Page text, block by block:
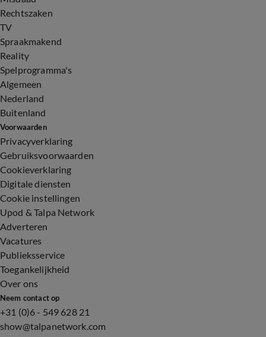
Rechtszaken
TV
Spraakmakend
Reality
Spelprogramma's
Algemeen
Nederland
Buitenland
Voorwaarden
Privacyverklaring
Gebruiksvoorwaarden
Cookieverklaring
Digitale diensten
Cookie instellingen
Upod & Talpa Network
Adverteren
Vacatures
Publieksservice
Toegankelijkheid
Over ons
Neem contact op
+31 (0)6 - 549 628 21
show@talpanetwork.com